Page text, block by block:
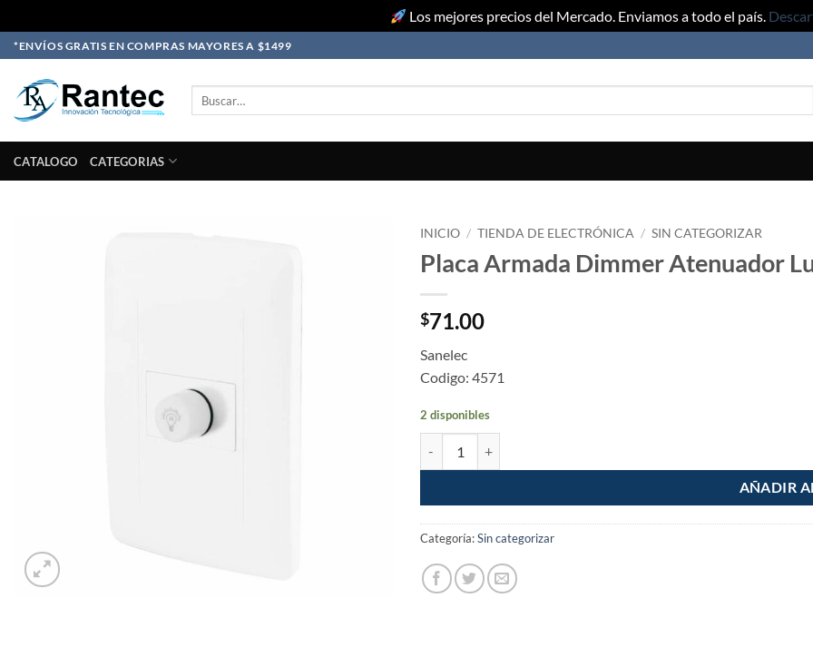
Los mejores precios del Mercado. Enviamos a todo el país.
Skip
to
content
*ENVÍOS GRATIS EN COMPRAS MAYORES A $1499
CATALOGO CATEGORIAS
INICIO / TIENDA DE ELECTRÓNICA / SIN CATEGORIZAR
Placa Armada Dimmer Atenuador
$71.00
Sanelec
Codigo: 4571
2 disponibles
AÑADIR
Categoría:Sin categorizar